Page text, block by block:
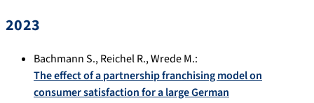
2023
Bachmann S.,Reichel R.,Wrede M.:
The effect of a partnership franchising model on
consumer satisfaction for a large German